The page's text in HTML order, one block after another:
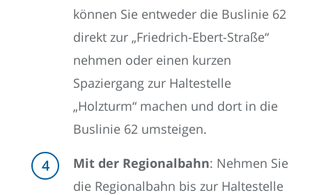
können Sie entweder die Buslinie 62
direkt zur „Friedrich-Ebert-Straße“
nehmen oder einen kurzen
Spaziergang zur Haltestelle
„Holzturm“ machen und dort in die
Buslinie 62 umsteigen.
Mit der Regionalbahn: Nehmen Sie
die Regionalbahn bis zur Haltestelle